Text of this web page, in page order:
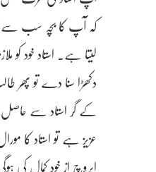
کہ آپ کا بچہ سب سے
لیتا ہے. استاد خود کو
دکھڑا سنا دے تو پھر
کے گُر استاد سے حاصل
عزیز ہے تو استاد کا